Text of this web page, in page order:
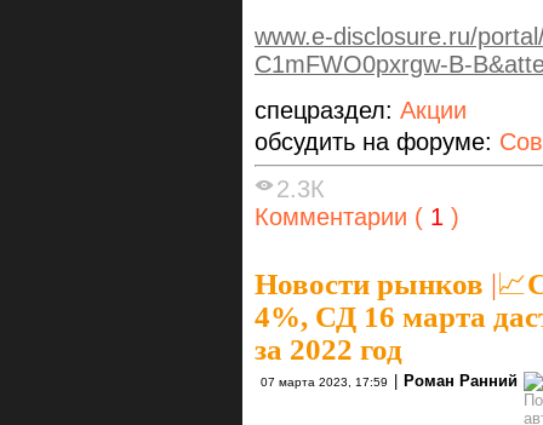
www.e-disclosure.ru/
C1mFWO0pxrgw-B-
спецраздел: Акции
обсудить на форуме:
2.3К
Комментарии ( 1 )
Новости рынков |
4%, СД 16 марта
за 2022 год
07 марта 2023, 17:59 Роман Ранний